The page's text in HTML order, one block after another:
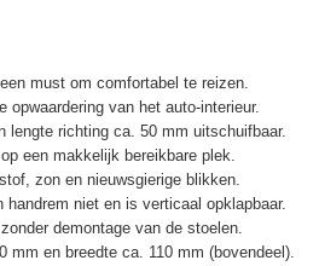
must om comfortabel te reizen.
opwaardering van het auto-interieur.
lengte richting ca. 50 mm uitschuifbaar.
een makkelijk bereikbare plek.
zon en nieuwsgierige blikken.
handrem niet en is verticaal opklapbaar.
demontage van de stoelen.
mm en breedte ca. 110 mm (bovendeel).